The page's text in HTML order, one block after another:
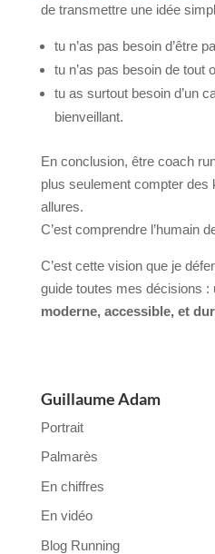
de transmettre une idée
tu n’as pas besoin d’être
tu n’as pas besoin de tout
tu as surtout besoin d’un
bienveillant.
En conclusion, être coach
plus seulement compter des
allures.
C’est comprendre l’humain
C’est cette vision que je
guide toutes mes décisions :
moderne, accessible, et
Guillaume Adam
Portrait
Palmarès
En chiffres
En vidéo
Blog Running